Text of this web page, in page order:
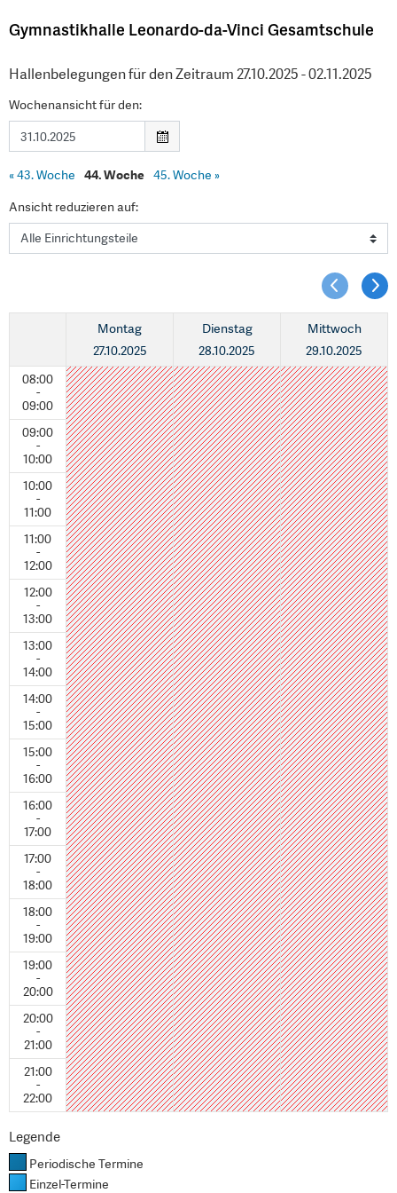
Gymnastikhalle Leonardo-da-Vinci Gesamtschule
Hallenbelegungen für den Zeitraum 27.10.2025 - 02.11.2025
Wochenansicht für den:
«43. Woche 44. Woche 45. Woche »
Ansicht reduzieren auf:
08:00
-
09:00
09:00
-
10:00
10:00
-
11:00
11:00
-
12:00
12:00
-
13:00
13:00
-
14:00
14:00
-
15:00
15:00
-
16:00
16:00
-
17:00
17:00
-
18:00
18:00
-
19:00
19:00
-
20:00
20:00
-
21:00
21:00
-
22:00
Montag
27.10.2025
Dienstag
28.10.2025
Mittwoch
29.10.2025
Legende
Periodische Termine
Einzel-Termine